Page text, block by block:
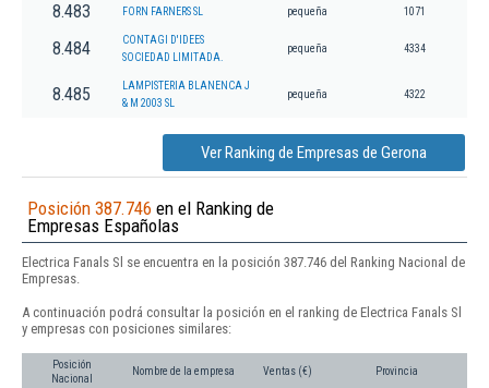
8.483 FORN FARNERS SL pequeña 1071
8.484
CONTAGI D'IDEES
SOCIEDAD LIMITADA.
pequeña 4334
8.485
LAMPISTERIA BLANENCA J
& M 2003 SL
pequeña 4322
Ver Ranking de Empresas de Gerona
Posición 387.746 en el Ranking de
Empresas Españolas
Electrica Fanals Sl se encuentra en la posición 387.746 del Ranking Nacional de
Empresas.
A continuación podrá consultar la posición en el ranking de Electrica Fanals Sl
y empresas con posiciones similares:
Posición
Nacional
Nombre de la empresa Ventas (€) Provincia